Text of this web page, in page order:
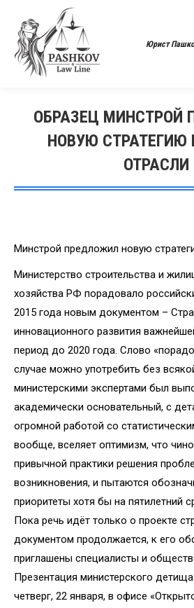
Юрист
ОБРАЗЕЦ МИНСТРОЙ
НОВУЮ СТРАТЕГИЮ
ОТРАСЛИ
Вы
Минстрой предложил новую
Министерство строительства и
хозяйства РФ порадовало
2015 года новым документом –
инновационного развития
период до 2020 года. Слово
случае можно употребить без
министерскими экспертами был
академически основательный, с
огромной работой со
вообще, вселяет оптимизм, что
привычной практики решения
возникновения, и пытаются
приоритеты хотя бы на пятилетний
Пока речь идёт только о проекте
документом продолжается, к его
приглашены специалисты и
Презентация министерского
четверг, 22 января, в офисе